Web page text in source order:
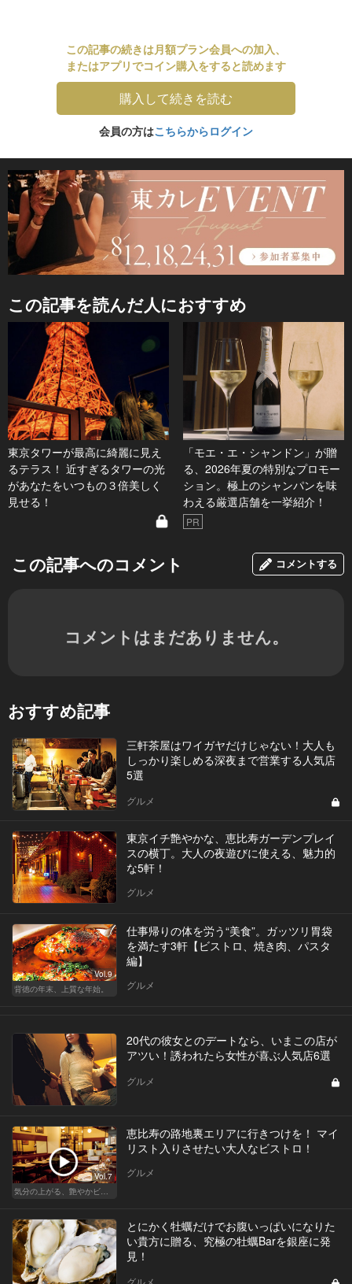
この記事の続きは月額プラン会員への加入、
またはアプリでコイン購入をすると読めます
購入して続きを読む
会員の方はこちらからログイン
この記事を読んだ人におすすめ
東京タワーが最高に綺麗に見え
るテラス！ 近すぎるタワーの光
があなたをいつもの３倍美しく
見せる！
「モエ・エ・シャンドン」が贈
る、2026年夏の特別なプロモー
ション。極上のシャンパンを味
わえる厳選店舗を一挙紹介！
PR
この記事へのコメント コメントする
コメントはまだありません。
おすすめ記事
三軒茶屋はワイガヤだけじゃない！大人も
しっかり楽しめる深夜まで営業する人気店
5選
グルメ
東京イチ艶やかな、恵比寿ガーデンプレイ
スの横丁。大人の夜遊びに使える、魅力的
な5軒！
グルメ
Vol.9
背徳の年末、上質な年始。
仕事帰りの体を労う“美食”。ガッツリ胃袋
を満たす3軒【ビストロ、焼き肉、パスタ
編】
グルメ
20代の彼女とのデートなら、いまこの店が
アツい！誘われたら女性が喜ぶ人気店6選
グルメ
Vol.7
気分の上がる、艶やかビストロ
恵比寿の路地裏エリアに行きつけを！ マイ
リスト入りさせたい大人なビストロ！
グルメ
とにかく牡蠣だけでお腹いっぱいになりた
い貴方に贈る、究極の牡蠣Barを銀座に発
見！
グルメ